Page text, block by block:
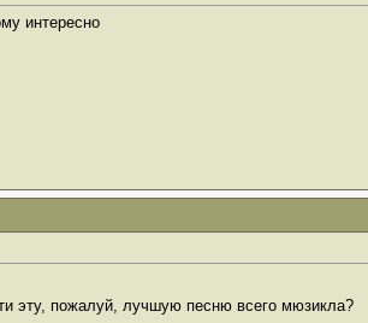
интересно
эту, пожалуй, лучшую песню всего мюзикла?